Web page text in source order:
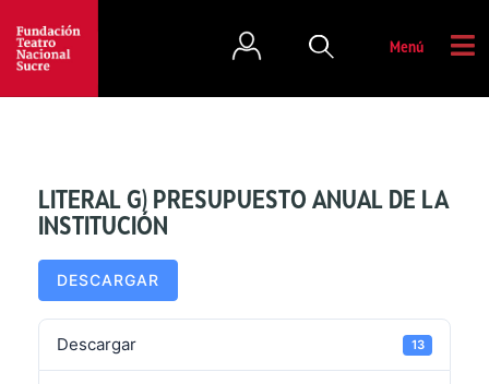
Menú
LITERAL G) PRESUPUESTO ANUAL DE LA
INSTITUCIÓN
DESCARGAR
Descargar 13